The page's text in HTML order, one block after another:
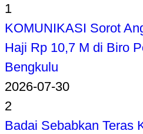
1
KOMUNIKASI Sorot
Haji Rp 10,7 M di Biro
Bengkulu
2026-07-30
2
Badai Sebabkan Teras